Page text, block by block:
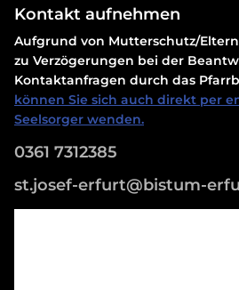
Kontakt aufnehmen
Aufgrund von Mutterschutz/
zu Verzögerungen bei der
Kontaktanfragen durch das
können Sie sich auch direkt per
Seelsorger wenden.
0361 7312385
st.josef-erfurt@bistum-